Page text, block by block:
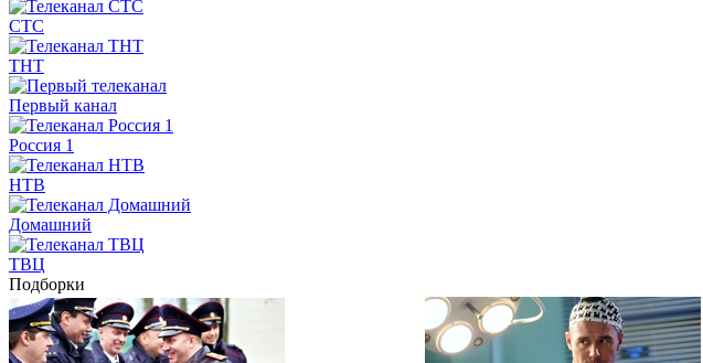
СТС
ТНТ
Первый канал
Россия 1
НТВ
Домашний
ТВЦ
Подборки